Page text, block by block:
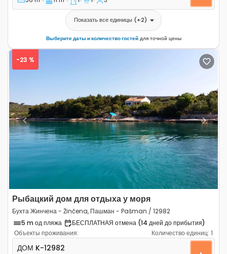
Показать все единицы (+2)
Выберите даты и количество гостейдля точной цены
Previous Next
-23 %
Рыбацкий дом для отдыха у моря
Бухта Жинчена - Žinčena, Пашман - Pašman / 12982
5 m од пляжа
БЕСПЛАТНАЯ отмена (14 дней до прибытия)
Объекты проживания:
Количество единиц: 1
Трёхкомнатный дом Бухта Жинчена - Žinčena,
ДОМ K-12982